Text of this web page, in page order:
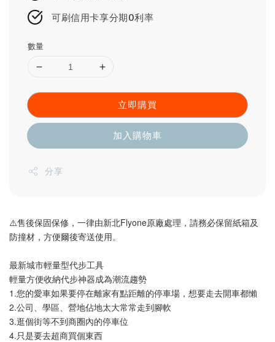
可刷信用卡享分期0利率
數量
立即購買
加入購物車
分享
⚠️售後保固保修，一律由新北Flyone原廠處理，請務必保留紙箱及
防撞材，方便爾後寄送使用。
最新城市輕量型代步工具
輕量方便收納代步神器成為潮流趨勢
1.您的愛車如果要停在離家有點距離的停車場，想要走去開車都懶
2.公司、學區、營地佔地太大常常走到腳軟
3.逛個街等不到商圈內的停車位
4.只是要去超商買個東西